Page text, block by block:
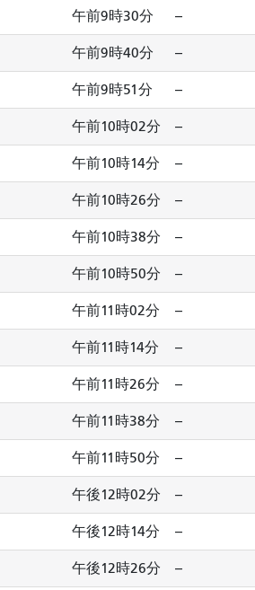
午前9時30分 --
午前9時40分 --
午前9時51分 --
午前10時02分 --
午前10時14分 --
午前10時26分 --
午前10時38分 --
午前10時50分 --
午前11時02分 --
午前11時14分 --
午前11時26分 --
午前11時38分 --
午前11時50分 --
午後12時02分 --
午後12時14分 --
午後12時26分 --